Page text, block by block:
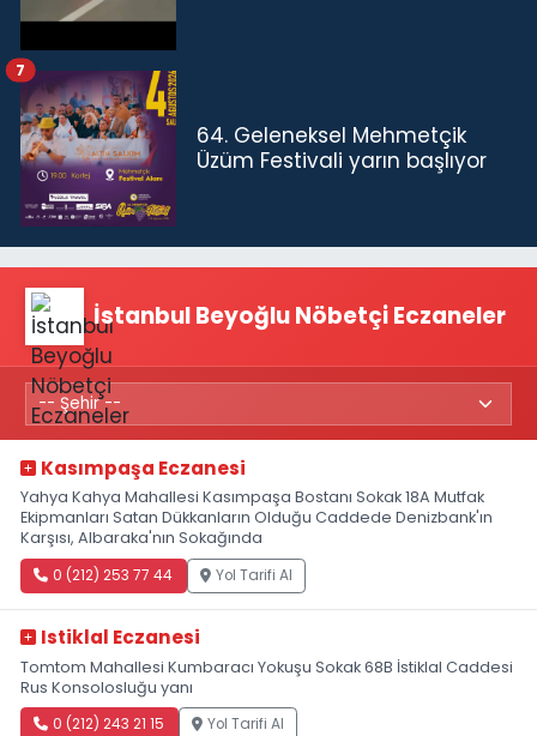
64. Geleneksel Mehmetçik
Üzüm Festivali yarın başlıyor
7
İstanbul Beyoğlu Nöbetçi Eczaneler
Kasımpaşa Eczanesi
Yahya Kahya Mahallesi Kasımpaşa Bostanı Sokak 18A Mutfak
Ekipmanları Satan Dükkanların Olduğu Caddede Denizbank'ın
Karşısı, Albaraka'nın Sokağında
0 (212) 253 77 44 Yol Tarifi Al
Istiklal Eczanesi
Tomtom Mahallesi Kumbaracı Yokuşu Sokak 68B İstiklal Caddesi
Rus Konsolosluğu yanı
0 (212) 243 21 15 Yol Tarifi Al